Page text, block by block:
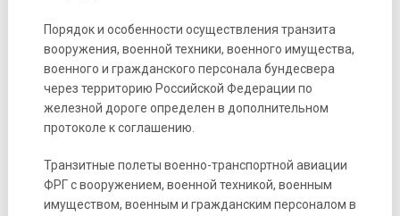
Порядок и особенности осуществления транзита
вооружения, военной техники, военного имущества,
военного и гражданского персонала бундесвера
через территорию Российской Федерации по
железной дороге определен в дополнительном
протоколе к соглашению.
Транзитные полеты военно-транспортной авиации
ФРГ с вооружением, военной техникой, военным
имуществом, военным и гражданским персоналом в